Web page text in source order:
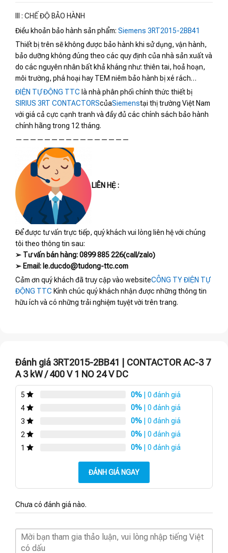
III : CHẾ ĐỘ BẢO HÀNH
Điều khoản bảo hành sản phẩm: Siemens 3RT2015-2BB41
Thiết bị trên sẽ không được bảo hành khi sử dụng, vận hành,
bảo dưỡng không đúng theo các quy định của nhà sản xuất và
do các nguyên nhân bất khả kháng như: thiên tai, hoả hoạn,
môi trường, phá hoại hay TEM niêm bảo hành bị xé rách…
ĐIỆN TỰ ĐỘNG TTC là nhà phân phối chính thức thiết bị
SIRIUS 3RT CONTACTORScủaSiemenstại thị trường Việt Nam
với giá cả cực cạnh tranh và đầy đủ các chính sách bảo hành
chính hãng trong 12 tháng.
————————————————
LIÊN HỆ :
Để được tư vấn trực tiếp, quý khách vui lòng liên hệ với chúng
tôi theo thông tin sau:
➢ Tư vấn bán hàng: 0899 885 226(call/zalo)
➢ Email: le.ducdo@tudong-ttc.com
Cảm ơn quý khách đã truy cập vào websiteCÔNG TY ĐIỆN TỰ
ĐỘNG TTC Kính chúc quý khách nhận được những thông tin
hữu ích và có những trải nghiệm tuyệt vời trên trang.
Đánh giá 3RT2015-2BB41 | CONTACTOR AC-3 7
A 3 kW / 400 V 1 NO 24 V DC
5 0% | 0 đánh giá
4
0% | 0 đánh giá
3
0% | 0 đánh giá
2
0% | 0 đánh giá
1
0% | 0 đánh giá
ĐÁNH GIÁ NGAY
Chưa có đánh giá nào.